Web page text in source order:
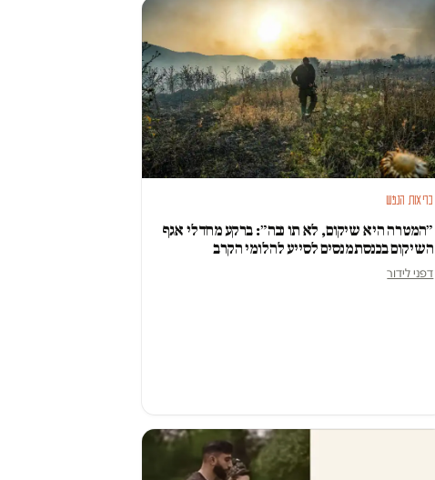
בריאות הנפש
״המטרה היא שיקום, לא תו נכה״: ברקע מחדלי אגף
השיקום בכנסת מנסים לסייע להלומי הקרב
דפני לידור